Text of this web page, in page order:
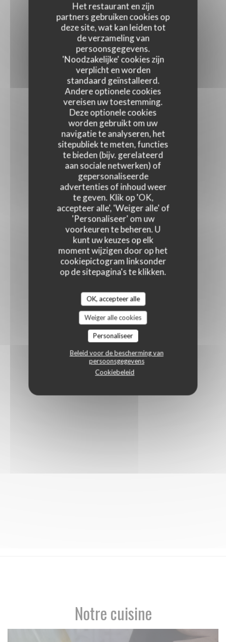
Het restaurant en zijn
partners gebruiken cookies op
deze site, wat kan leiden tot
de verzameling van
persoonsgegevens.
'Noodzakelijke' cookies zijn
verplicht en worden
standaard geïnstalleerd.
Andere optionele cookies
vereisen uw toestemming.
Deze optionele cookies
worden gebruikt om uw
navigatie te analyseren, het
sitepubliek te meten, functies
te bieden (bijv. gerelateerd
aan sociale netwerken) of
gepersonaliseerde
advertenties of inhoud weer
te geven. Klik op 'OK,
accepteer alle', 'Weiger alle' of
'Personaliseer' om uw
voorkeuren te beheren. U
kunt uw keuzes op elk
moment wijzigen door op het
cookiepictogram linksonder
op de sitepagina's te klikken.
OK, accepteer alle
Weiger alle cookies
Personaliseer
Beleid voor de bescherming van
persoonsgegevens
Cookiebeleid
Notre cuisine